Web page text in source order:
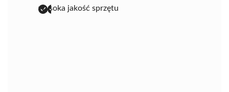
wysoka jakość sprzętu